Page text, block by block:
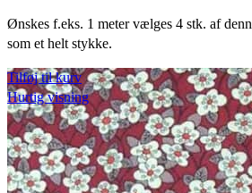
Ønskes f.eks. 1 meter vælges 4 stk. af
som et helt stykke.
Tilføj til kurv
Hurtig visning